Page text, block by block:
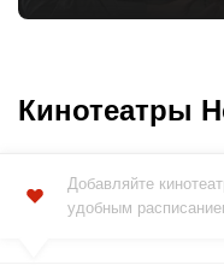
Кинотеатры
Добавляйте
удобным